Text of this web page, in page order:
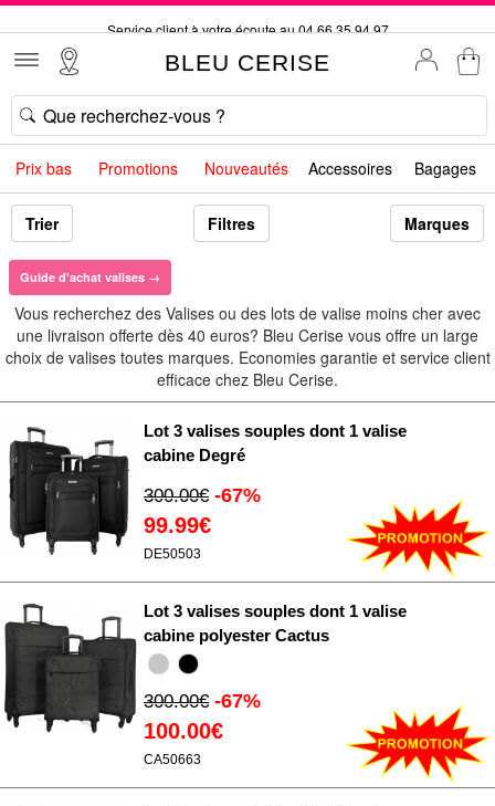
Commande avant 12h expédiée le jour même, du lundi au vendredi
Bon shopping chez BLEU CERISE !
Jusqu'à -75% sur le site du 29/07 au 27/08
Samsonite, Delsey, American Tourister, Little Marcel à Prix Bas
Livraison offerte* dès 40€ d'achat !
BLEU CERISE
Prix bas Promotions Nouveautés Accessoires Bagages
Trier Filtres Marques
Guide d'achat valises →
Vous recherchez des Valises ou des lots de valise moins cher avec
une livraison offerte dès 40 euros? Bleu Cerise vous offre un large
choix de valises toutes marques. Economies garantie et service client
efficace chez Bleu Cerise.
Lot 3 valises souples dont 1 valise
cabine Degré
300.00€ -67%
99.99€
DE50503
Lot 3 valises souples dont 1 valise
cabine polyester Cactus
300.00€ -67%
100.00€
CA50663